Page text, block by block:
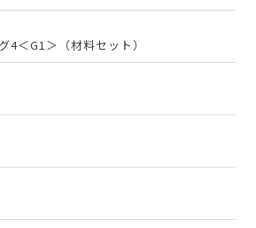
4＜G1＞（材料セット）